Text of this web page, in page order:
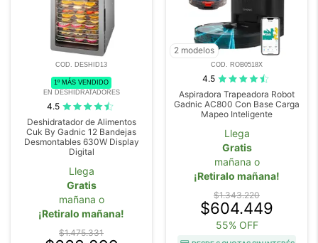
COD. DESHID13
1º MÁS VENDIDO
EN DESHIDRATADORES
4.5
Deshidratador de Alimentos
Cuk By Gadnic 12 Bandejas
Desmontables 630W Display
Digital
Llega
Gratis
mañana o
¡Retiralo mañana!
$1.475.331
2 modelos
COD. ROB0518X
4.5
Aspiradora Trapeadora Robot
Gadnic AC800 Con Base Carga
Mapeo Inteligente
Llega
Gratis
mañana o
¡Retiralo mañana!
$1.343.220
$604.449
55% OFF